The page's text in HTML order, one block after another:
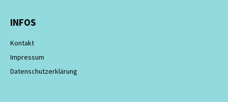
INFOS
Kontakt
Impressum
Datenschutzerklärung